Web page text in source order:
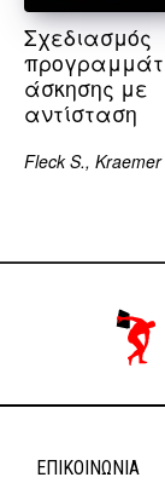
Σχεδιασμός
άσκησης με
αντίσταση
Fleck S., Kraemer
ΕΠΙΚΟΙΝΩΝΊΑ